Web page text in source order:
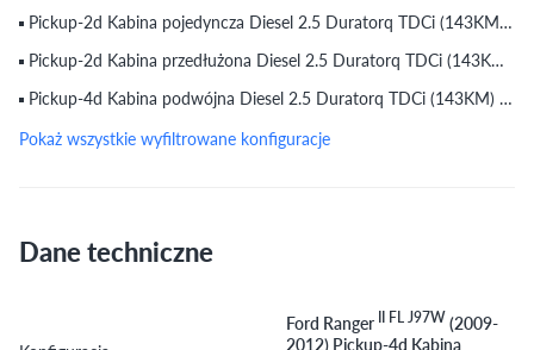
Pickup-2d Kabina pojedyncza Diesel 2.5 Duratorq TDCi (143KM) Manualna Durashift-5 XL (2009) (do 1.09.2009)
Pickup-2d Kabina przedłużona Diesel 2.5 Duratorq TDCi (143KM) Manualna Durashift-5 XL (2009) (do 1.09.2009)
Pickup-4d Kabina podwójna Diesel 2.5 Duratorq TDCi (143KM) Automatyczna-5 Limited 2 (2009) (do 1.09.2009)
Pokaż wszystkie wyfiltrowane konfiguracje
Dane techniczne
Ford Ranger II FL J97W(2009-
2012) Pickup-4d Kabina